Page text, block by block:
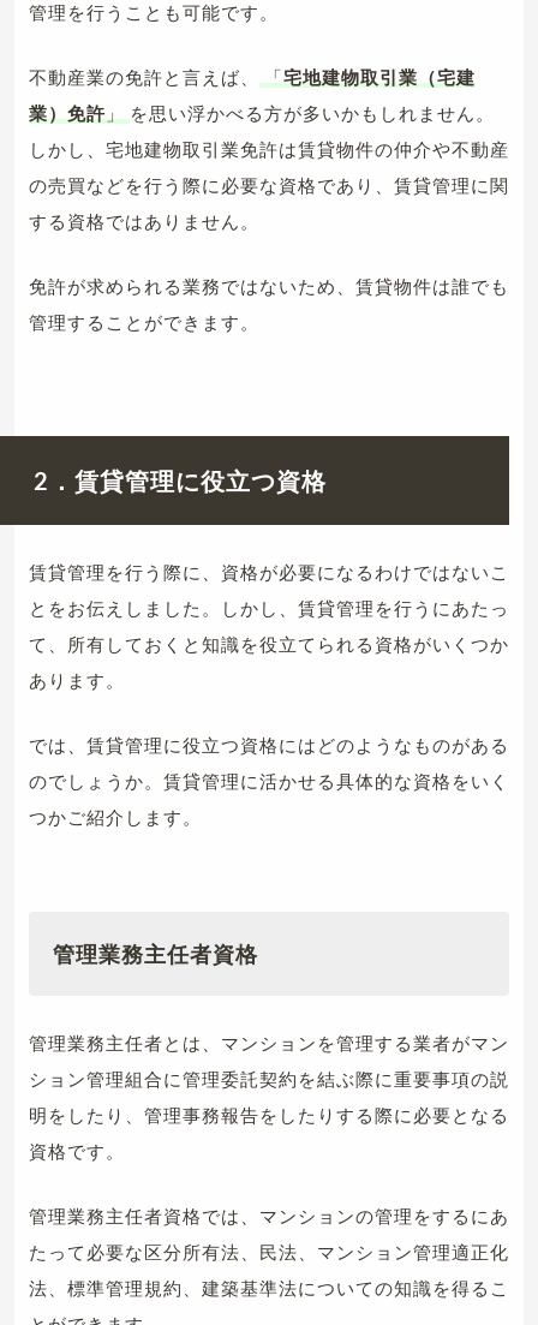
管理を行うことも可能です。
不動産業の免許と言えば、 「宅地建物取引業（宅建
業）免許 」
を思い浮かべる方が多いかもしれません。
しかし、宅地建物取引業免許は賃貸物件の仲介や不動産
の売買などを行う際に必要な資格であり、賃貸管理に関
する資格ではありません。
免許が求められる業務ではないため、賃貸物件は誰でも
管理することができます。
2．賃貸管理に役立つ資格
賃貸管理を行う際に、資格が必要になるわけではないこ
とをお伝えしました。しかし、賃貸管理を行うにあたっ
て、所有しておくと知識を役立てられる資格がいくつか
あります。
では、賃貸管理に役立つ資格にはどのようなものがある
のでしょうか。賃貸管理に活かせる具体的な資格をいく
つかご紹介します。
管理業務主任者資格
管理業務主任者とは、マンションを管理する業者がマン
ション管理組合に管理委託契約を結ぶ際に重要事項の説
明をしたり、管理事務報告をしたりする際に必要となる
資格です。
管理業務主任者資格では、マンションの管理をするにあ
たって必要な区分所有法、民法、マンション管理適正化
法、標準管理規約、建築基準法についての知識を得るこ